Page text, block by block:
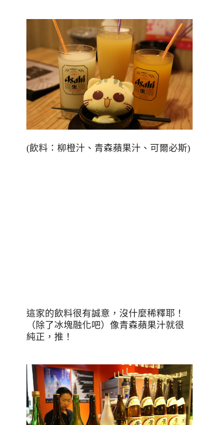
(飲料：柳橙汁、青森蘋果汁、可爾必斯)
這家的飲料很有誠意，沒什麼稀釋耶！
（除了冰塊融化吧）像青森蘋果汁就很
純正，推！